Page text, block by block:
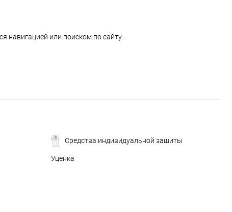
навигацией или поиском по сайту.
Средства индивидуальной защиты
Уценка